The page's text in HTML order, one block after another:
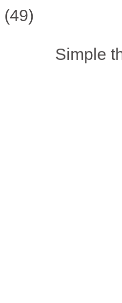
(49)
Simple